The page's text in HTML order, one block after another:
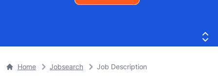
Home Jobsearch Job Description